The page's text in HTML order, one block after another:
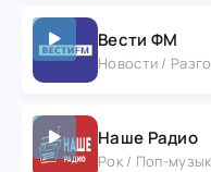
Вести ФМ
Новости /
Наше Радио
Рок / Поп-